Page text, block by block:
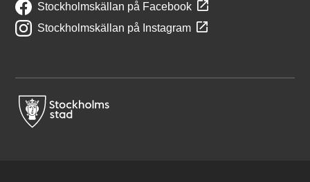
Stockholmskällan på Facebook
Stockholmskällan på Instagram